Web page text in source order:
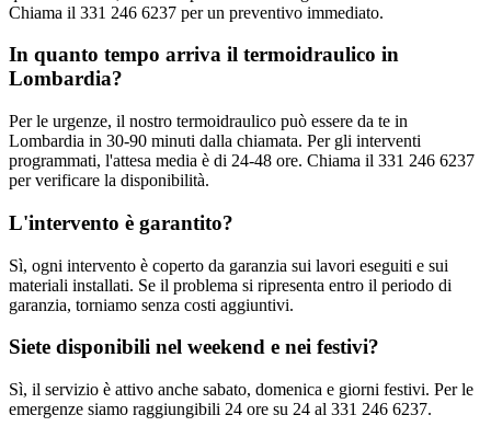
Chiama il 331 246 6237 per un preventivo immediato.
In quanto tempo arriva il termoidraulico in
Lombardia?
Per le urgenze, il nostro termoidraulico può essere da te in
Lombardia in 30-90 minuti dalla chiamata. Per gli interventi
programmati, l'attesa media è di 24-48 ore. Chiama il 331 246 6237
per verificare la disponibilità.
L'intervento è garantito?
Sì, ogni intervento è coperto da garanzia sui lavori eseguiti e sui
materiali installati. Se il problema si ripresenta entro il periodo di
garanzia, torniamo senza costi aggiuntivi.
Siete disponibili nel weekend e nei festivi?
Sì, il servizio è attivo anche sabato, domenica e giorni festivi. Per le
emergenze siamo raggiungibili 24 ore su 24 al 331 246 6237.